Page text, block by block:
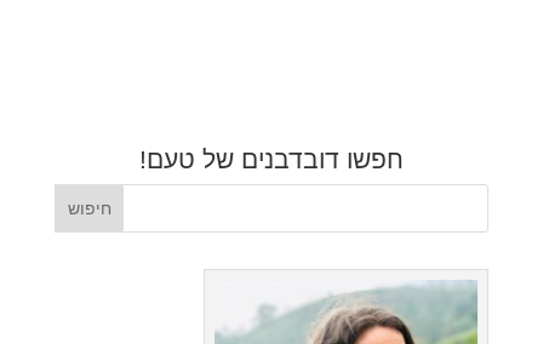
חפשו דובדבנים של טעם!